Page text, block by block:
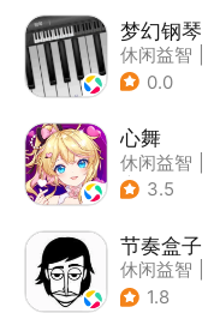
梦幻钢琴
休闲益智
0.0
心舞
休闲益智
| 结婚
3.5
节奏盒子
休闲益智
1.8